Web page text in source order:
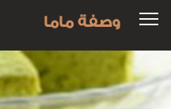
وصفة ماما